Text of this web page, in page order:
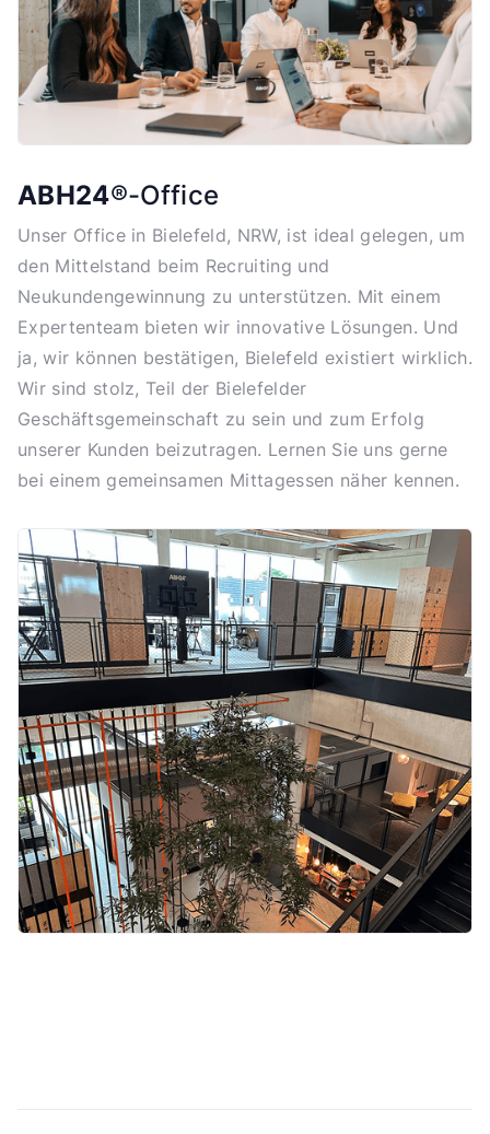
ABH24®-Office
Unser Office in Bielefeld, NRW, ist ideal gelegen, um
den Mittelstand beim Recruiting und
Neukundengewinnung zu unterstützen. Mit einem
Expertenteam bieten wir innovative Lösungen. Und
ja, wir können bestätigen, Bielefeld existiert wirklich.
Wir sind stolz, Teil der Bielefelder
Geschäftsgemeinschaft zu sein und zum Erfolg
unserer Kunden beizutragen. Lernen Sie uns gerne
bei einem gemeinsamen Mittagessen näher kennen.